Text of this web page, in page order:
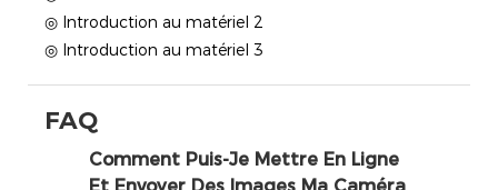
◎ Introduction au matériel 2
◎ Introduction au matériel 3
FAQ
Comment Puis-Je Mettre En Ligne